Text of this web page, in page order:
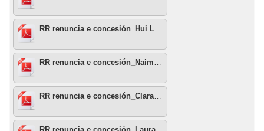
RR renuncia e concesión_Hui Li_Sheila Rodríguez
RR renuncia e concesión_Naima El Idrissi_Jacobo Goicoechea
RR renuncia e concesión_Clara ALves_Lucas Pariente